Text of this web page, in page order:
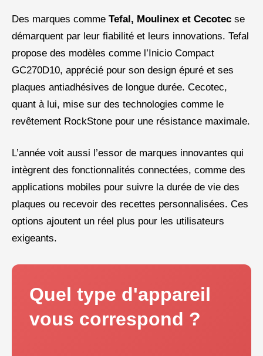
Des marques comme Tefal, Moulinex et Cecotec se
démarquent par leur fiabilité et leurs innovations. Tefal
propose des modèles comme l’Inicio Compact
GC270D10, apprécié pour son design épuré et ses
plaques antiadhésives de longue durée. Cecotec,
quant à lui, mise sur des technologies comme le
revêtement RockStone pour une résistance maximale.
L’année voit aussi l’essor de marques innovantes qui
intègrent des fonctionnalités connectées, comme des
applications mobiles pour suivre la durée de vie des
plaques ou recevoir des recettes personnalisées. Ces
options ajoutent un réel plus pour les utilisateurs
exigeants.
Quel type d'appareil
vous correspond ?